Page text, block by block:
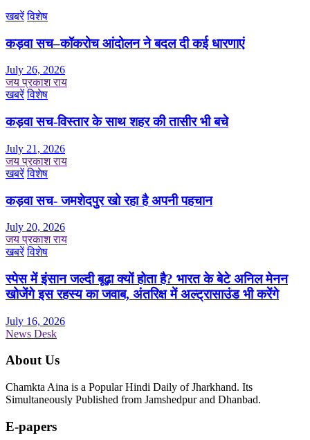
खबरें विशेष
कड़वा सच–कॉकरोच आंदोलन ने बदल दी कई धारणाएं
July 26, 2026
जय प्रकाश राय
खबरें विशेष
कड़वा सच-विस्तार के साथ शहर की तासीर भी बचे
July 21, 2026
जय प्रकाश राय
खबरें विशेष
कड़वा सच- जमशेदपुर खो रहा है अपनी पहचान
July 20, 2026
जय प्रकाश राय
खबरें विशेष
स्पेस में इंसान जल्दी बूढ़ा क्यों होता है? भारत के बेटे अनिल मेनन
खोजेंगे इस रहस्य का जवाब, अंतरिक्ष में अल्ट्रासाउंड भी करेंगे
July 16, 2026
News Desk
About Us
Chamkta Aina is a Popular Hindi Daily of Jharkhand. Its
Simultaneously Published from Jamshedpur and Dhanbad.
E-papers